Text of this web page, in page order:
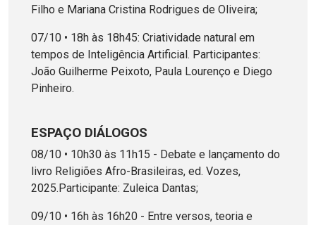
Filho e Mariana Cristina Rodrigues de Oliveira;
07/10 • 18h às 18h45: Criatividade natural em
tempos de Inteligência Artificial. Participantes:
João Guilherme Peixoto, Paula Lourenço e Diego
Pinheiro.
ESPAÇO DIÁLOGOS
08/10 • 10h30 às 11h15 - Debate e lançamento do
livro Religiões Afro-Brasileiras, ed. Vozes,
2025.Participante: Zuleica Dantas;
09/10 • 16h às 16h20 - Entre versos, teoria e